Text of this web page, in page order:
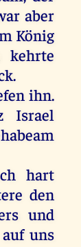
aber
König
kehrte
.
ihn.
Israel
hart
den
und
auf uns